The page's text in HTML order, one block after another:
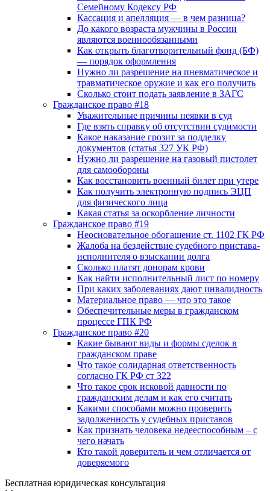
Семейному Кодексу РФ
Кассация и апелляция — в чем разница?
До какого возраста мужчины в России
являются военнообязанными
Как открыть благотворительный фонд (БФ)
— порядок оформления
Нужно ли разрешение на пневматическое и
травматическое оружие и как его получить
Сколько стоит подать заявление в ЗАГС
Гражданское право #18
Уважительные причины неявки в суд
Где взять справку об отсутствии судимости
Какое наказание грозит за подделку
документов (статья 327 УК РФ)
Нужно ли разрешение на газовый пистолет
для самообороны
Как восстановить военный билет при утере
Как получить электронную подпись ЭЦП
для физического лица
Какая статья за оскорбление личности
Гражданское право #19
Неосновательное обогащение ст. 1102 ГК РФ
Жалоба на бездействие судебного пристава-
исполнителя о взыскании долга
Сколько платят донорам крови
Как найти исполнительный лист по номеру
При каких заболеваниях дают инвалидность
Материальное право — что это такое
Обеспечительные меры в гражданском
процессе ГПК РФ
Гражданское право #20
Какие бывают виды и формы сделок в
гражданском праве
Что такое солидарная ответственность
согласно ГК РФ ст 322
Что такое срок исковой давности по
гражданским делам и как его считать
Какими способами можно проверить
задолженность у судебных приставов
Как признать человека недееспособным – с
чего начать
Кто такой доверитель и чем отличается от
доверяемого
Бесплатная юридическая консультация